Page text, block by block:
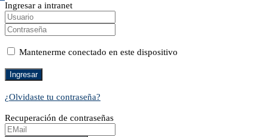
Ingresar a intranet
Mantenerme conectado en este dispositivo
¿Olvidaste tu contraseña?
Recuperación de contraseñas